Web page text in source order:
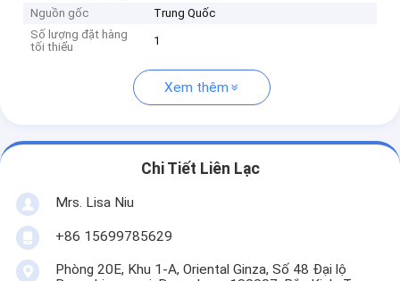
Nguồn gốc
Trung Quốc
Số lượng đặt hàng
tối thiểu
1
Xem thêm
Chi Tiết Liên Lạc
Mrs. Lisa Niu
+86 15699785629
Phòng 20E, Khu 1-A, Oriental Ginza, Số 48 Đại lộ